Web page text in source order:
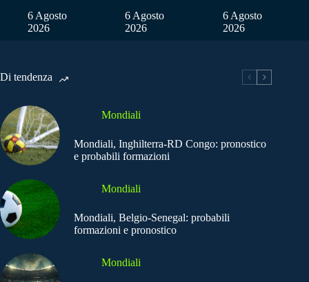
6 Agosto
2026
6 Agosto
2026
6 Agosto
2026
Di tendenza
Mondiali
Mondiali, Inghilterra-RD Congo: pronostico
e probabili formazioni
Mondiali
Mondiali, Belgio-Senegal: probabili
formazioni e pronostico
Mondiali